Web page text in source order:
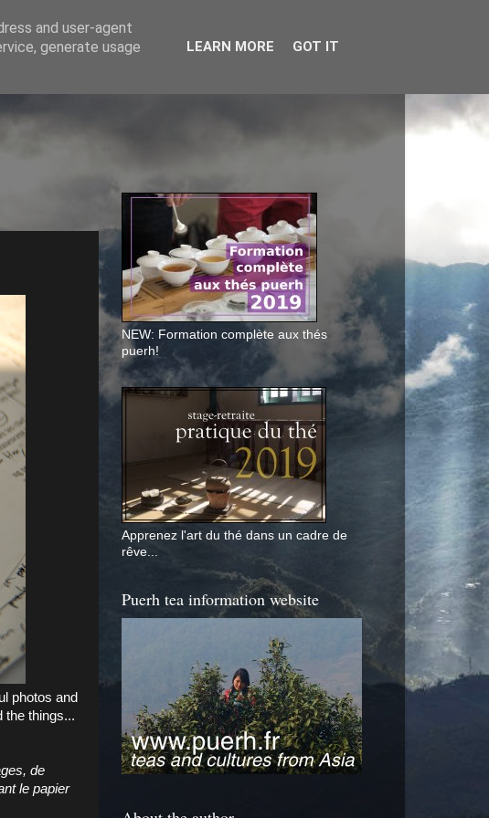
photos and
the things...
de
le papier
NEW: Formation complète aux thés
puerh!
Apprenez l'art du thé dans un cadre de
rêve...
Puerh tea information website
and user-agent
generate usage
LEARN MORE GOT IT